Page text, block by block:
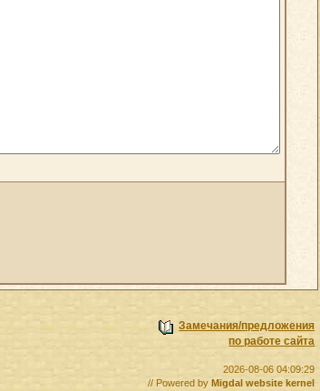
Замечания/предложения
по работе сайта
2026-08-06 04:09:29
// Powered by Migdal website kernel